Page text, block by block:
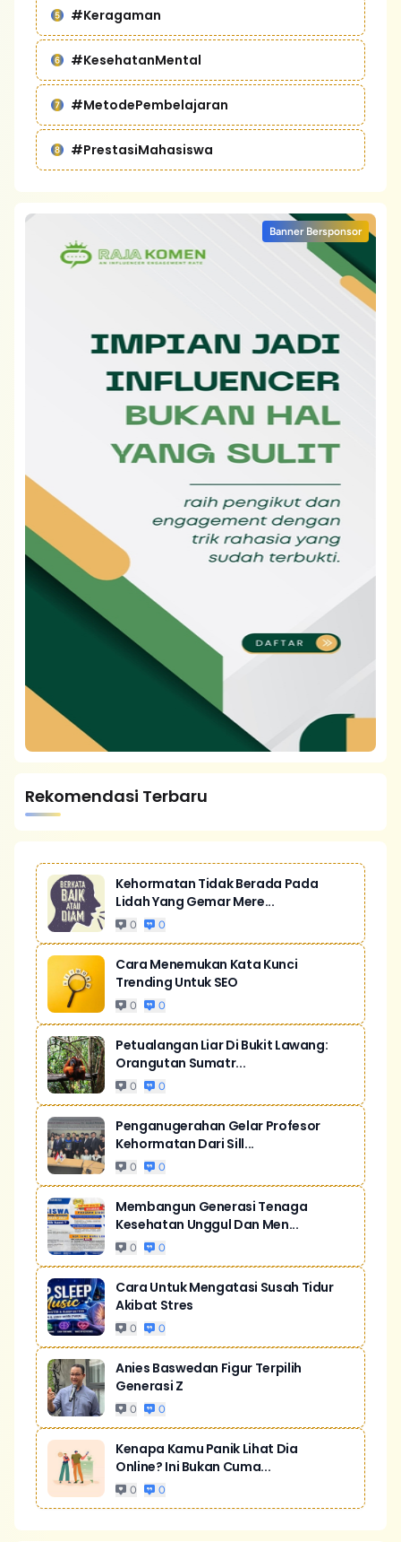
#Keragaman
#KesehatanMental
#MetodePembelajaran
#PrestasiMahasiswa
Banner Bersponsor
Rekomendasi Terbaru
Kehormatan Tidak Berada Pada
Lidah Yang Gemar Mere...
0 0
Cara Menemukan Kata Kunci
Trending Untuk SEO
0 0
Petualangan Liar Di Bukit Lawang:
Orangutan Sumatr...
0 0
Penganugerahan Gelar Profesor
Kehormatan Dari Sill...
0 0
Membangun Generasi Tenaga
Kesehatan Unggul Dan Men...
0 0
Cara Untuk Mengatasi Susah Tidur
Akibat Stres
0 0
Anies Baswedan Figur Terpilih
Generasi Z
0 0
Kenapa Kamu Panik Lihat Dia
Online? Ini Bukan Cuma...
0 0